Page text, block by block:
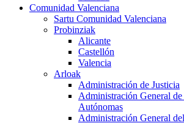
Comunidad Valenciana
Sartu Comunidad Valenciana
Probinziak
Alicante
Castellón
Valencia
Arloak
Administración de Justicia
Administración General
Autónomas
Administración General